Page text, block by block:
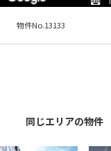
物件No.13133
同じエリアの物件